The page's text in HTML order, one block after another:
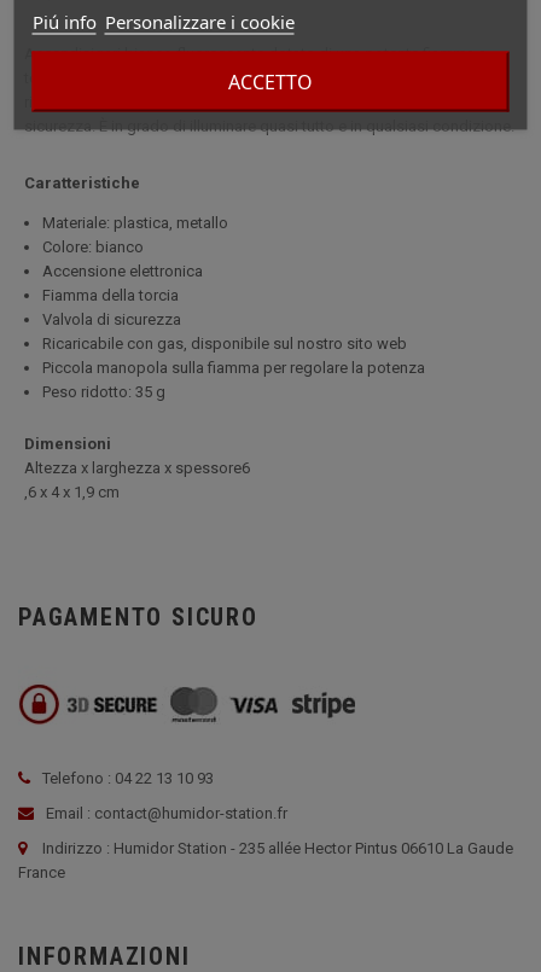
Piú info Personalizzare i cookie
ACCETTO
Accendisigari bianco fluorescente dotato di una potente fiamma a
torcia, la cui intensità è regolabile tramite una piccola manopola, e
sicurezza. È in grado di illuminare quasi tutto e in qualsiasi condizione.
Caratteristiche
Materiale: plastica, metallo
Colore: bianco
Accensione elettronica
Fiamma della torcia
Valvola di sicurezza
Ricaricabile con gas, disponibile sul nostro sito web
Piccola manopola sulla fiamma per regolare la potenza
Peso ridotto: 35 g
Dimensioni
Altezza x larghezza x spessore6
,6 x 4 x 1,9 cm
PAGAMENTO SICURO
Telefono : 04 22 13 10 93
Email : contact@humidor-station.fr
Indirizzo : Humidor Station - 235 allée Hector Pintus 06610 La Gaude
France
INFORMAZIONI